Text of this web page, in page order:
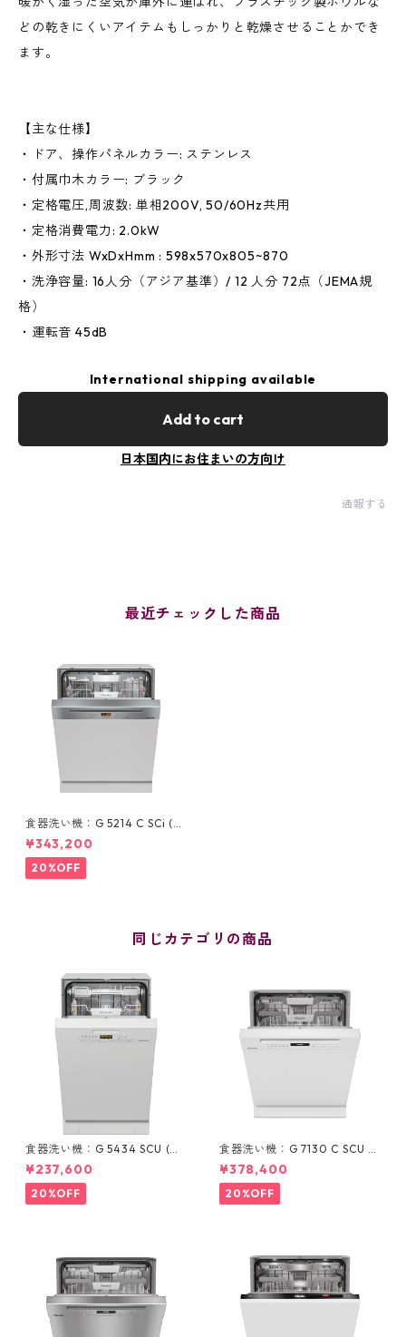
どの乾きにくいアイテムもしっかりと乾燥させることかでき
ます。
【主な仕様】
・ドア、操作パネルカラー: ステンレス
・付属巾木カラー: ブラック
・定格電圧,周波数: 単相200V, 50/60Hz共用
・定格消費電力: 2.0kW
・外形寸法 WxDxHmm : 598x570x805~870
・洗浄容量: 16人分（アジア基準）/ 12 人分 72点（JEMA規
格）
・運転音 45dB
International shipping available
Add to cart
日本国内にお住まいの方向け
通報する
最近チェックした商品
食器洗い機：G 5214 C SCi (ス
テンレス/60cm) ＊ドア材取
付専用タイプ
¥343,200
20%OFF
同じカテゴリの商品
食器洗い機：G 5434 SCU (ホ
ワイト/45cm) ＊標準ドア装備
タイプ
¥237,600
20%OFF
食器洗い機：G 7130 C SCU B
W (ホワイト/60cm) ＊標準ド
ア装備タイプ
¥378,400
20%OFF